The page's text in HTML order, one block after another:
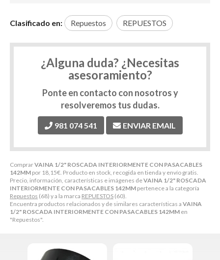
ComprarVAINA 1/2" ROSCADA INTERIORMENTE CON PASACABLES
142MM por 18,15€. Producto en stock, recogida en tienda y envío gratis.
Precio, información, características e imágenes deVAINA 1/2" ROSCADA
INTERIORMENTE CON PASACABLES 142MM pertenece a la categoría
Repuestos (68) y a la marca REPUESTOS (60).
Encuentra productos relacionados y de similares características a VAINA
1/2" ROSCADA INTERIORMENTE CON PASACABLES 142MM en
"Repuestos".
Clasificado en: Repuestos REPUESTOS
¿Alguna duda? ¿Necesitas
asesoramiento?
Ponte en contacto con nosotros y
resolveremos tus dudas.
981 074 541 ENVIAR EMAIL